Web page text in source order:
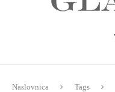
Naslovnica Tags